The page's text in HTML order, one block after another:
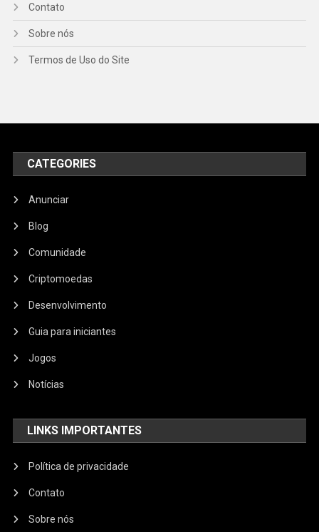
Contato
Sobre nós
Termos de Uso do Site
CATEGORIES
Anunciar
Blog
Comunidade
Criptomoedas
Desenvolvimento
Guia para iniciantes
Jogos
Notícias
LINKS IMPORTANTES
Política de privacidade
Contato
Sobre nós